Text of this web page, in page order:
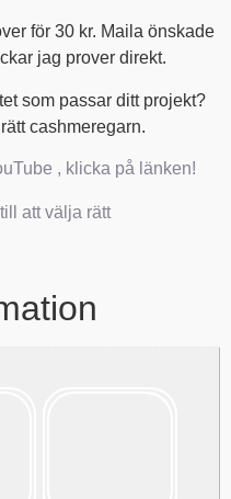
för 30 kr. Maila önskade
jag prover direkt.
som passar ditt projekt?
cashmeregarn.
, klicka på länken!
att välja rätt